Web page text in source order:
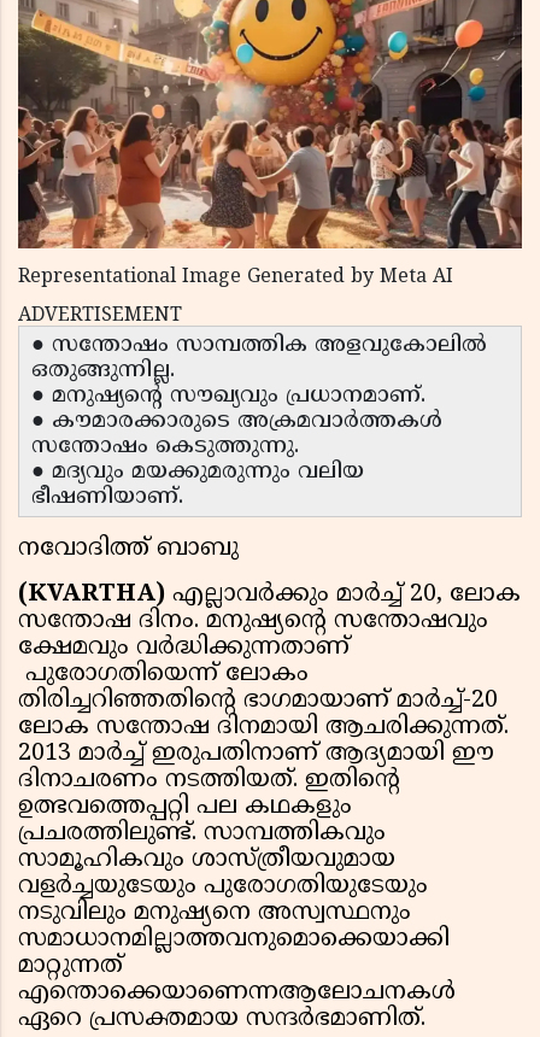
Representational Image Generated by Meta AI
ADVERTISEMENT
● സന്തോഷം സാമ്പത്തിക അളവുകോലിൽ
ഒതുങ്ങുന്നില്ല.
● മനുഷ്യന്റെ സൗഖ്യവും പ്രധാനമാണ്.
● കൗമാരക്കാരുടെ അക്രമവാർത്തകൾ
സന്തോഷം കെടുത്തുന്നു.
● മദ്യവും മയക്കുമരുന്നും വലിയ
ഭീഷണിയാണ്.
നവോദിത്ത് ബാബു
(KVARTHA) എല്ലാവർക്കും മാർച്ച് 20, ലോക
സന്തോഷ ദിനം. മനുഷ്യന്റെ സന്തോഷവും
ക്ഷേമവും വർദ്ധിക്കുന്നതാണ്
പുരോഗതിയെന്ന് ലോകം
തിരിച്ചറിഞ്ഞതിന്റെ ഭാഗമായാണ് മാർച്ച്-20
ലോക സന്തോഷ ദിനമായി ആചരിക്കുന്നത്.
2013 മാർച്ച് ഇരുപതിനാണ് ആദ്യമായി ഈ
ദിനാചരണം നടത്തിയത്. ഇതിന്റെ
ഉത്ഭവത്തെപ്പറ്റി പല കഥകളും
പ്രചരത്തിലുണ്ട്. സാമ്പത്തികവും
സാമൂഹികവും ശാസ്ത്രീയവുമായ
വളര്‍ച്ചയുടേയും പുരോഗതിയുടേയും
നടുവിലും മനുഷ്യനെ അസ്വസ്ഥനും
സമാധാനമില്ലാത്തവനുമൊക്കെയാക്കി
മാറ്റുന്നത്
എന്തൊക്കെയാണെന്നആലോചനകള്‍
ഏറെ പ്രസക്തമായ സന്ദര്‍ഭമാണിത്.